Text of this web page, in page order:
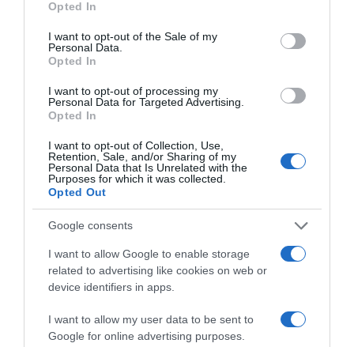
use your data for below specified purposes in below Google
consent section.
Opted In
I want to opt-out of the Sale of my
Personal Data.
Opted In
I want to opt-out of processing my
Personal Data for Targeted Advertising.
Opted In
I want to opt-out of Collection, Use,
Retention, Sale, and/or Sharing of my
Personal Data that Is Unrelated with the
Purposes for which it was collected.
Opted Out
Google consents
I want to allow Google to enable storage
related to advertising like cookies on web or
device identifiers in apps.
I want to allow my user data to be sent to
Google for online advertising purposes.
Nome*
Email *
Sito web